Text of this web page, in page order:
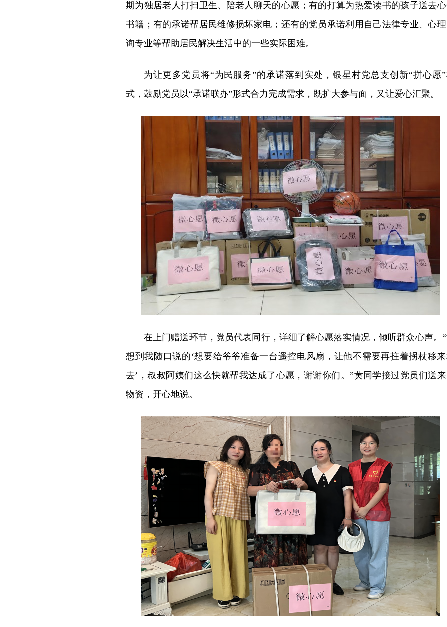
期为独居老人打扫卫生、陪老人聊天的心愿；有的打算为热爱读书的孩子送去
书籍；有的承诺帮居民维修损坏家电；还有的党员承诺利用自己法律专业、心
询专业等帮助居民解决生活中的一些实际困难。
为让更多党员将“为民服务”的承诺落到实处，银星村党总支创新“拼心愿”
式，鼓励党员以“承诺联办”形式合力完成需求，既扩大参与面， 又让爱心汇聚。
在上门赠送环节，党员代表同行，详细了解心愿落实情况，倾听群众心声。
想到我随口说的‘想要给爷爷准备一台遥控电风扇，让他不需要再拄着拐杖移来
去’，叔叔阿姨们这么快就帮我达成了心愿，谢谢你们。”黄同学接过党员们送
物资，开心地说。